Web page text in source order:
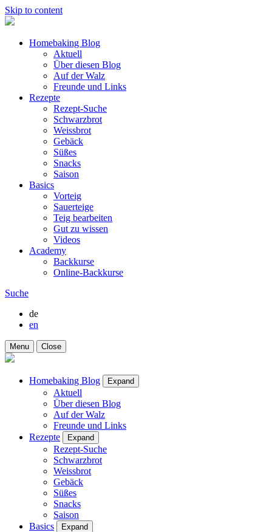
Skip to content
Homebaking Blog
Aktuell
Über diesen Blog
Auf der Walz
Freunde und Links
Rezepte
Rezept-Suche
Schwarzbrot
Weissbrot
Gebäck
Süßes
Snacks
Saison
Basics
Vorteig
Sauerteige
Teig bearbeiten
Gut zu wissen
Videos
Academy
Backkurse
Online-Backkurse
Suche
de
en
Menu Close
Homebaking Blog Expand
Aktuell
Über diesen Blog
Auf der Walz
Freunde und Links
Rezepte
Expand
Rezept-Suche
Schwarzbrot
Weissbrot
Gebäck
Süßes
Snacks
Saison
Basics
Expand